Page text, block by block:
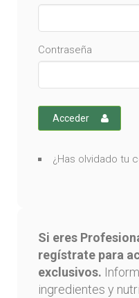
Contraseña
Acceder
¿Has olvidado tu
Si eres
regístrate para
exclusivos.
ingredientes y